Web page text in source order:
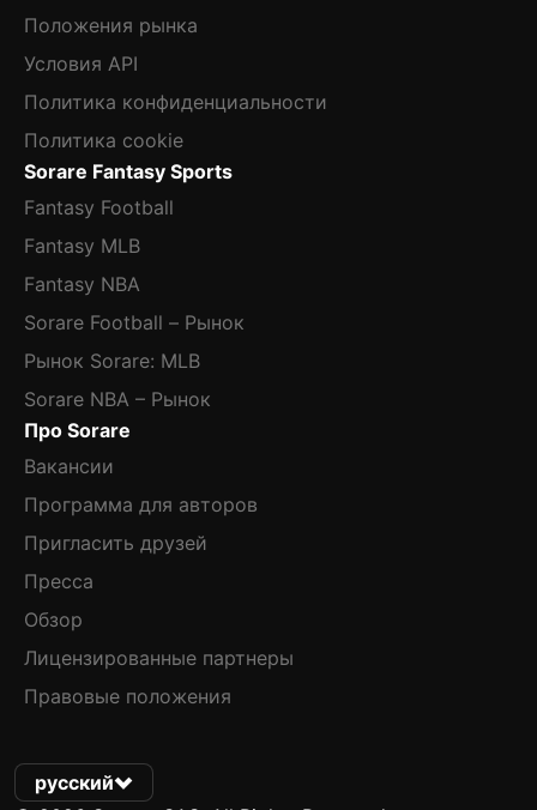
Положения рынка
Условия API
Политика конфиденциальности
Политика cookie
Sorare Fantasy Sports
Fantasy Football
Fantasy MLB
Fantasy NBA
Sorare Football – Рынок
Рынок Sorare: MLB
Sorare NBA – Рынок
Про Sorare
Вакансии
Программа для авторов
Пригласить друзей
Пресса
Обзор
Лицензированные партнеры
Правовые положения
русский